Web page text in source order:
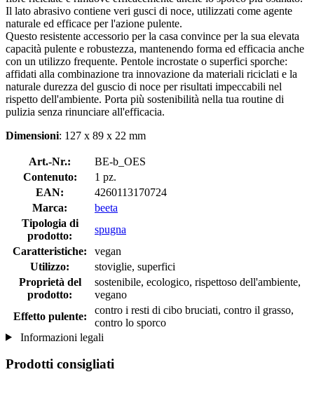
Il lato abrasivo contiene veri gusci di noce, utilizzati come agente
naturale ed efficace per l'azione pulente.
Questo resistente accessorio per la casa convince per la sua elevata
capacità pulente e robustezza, mantenendo forma ed efficacia anche
con un utilizzo frequente. Pentole incrostate o superfici sporche:
affidati alla combinazione tra innovazione da materiali riciclati e la
naturale durezza del guscio di noce per risultati impeccabili nel
rispetto dell'ambiente. Porta più sostenibilità nella tua routine di
pulizia senza rinunciare all'efficacia.
Dimensioni: 127 x 89 x 22 mm
Art.-Nr.:
BE-b_OES
Contenuto:
1 pz.
EAN:
4260113170724
Marca:
beeta
Tipologia di
prodotto:
spugna
Caratteristiche:
vegan
Utilizzo:
stoviglie, superfici
Proprietà del
prodotto:
sostenibile, ecologico, rispettoso dell'ambiente,
vegano
Effetto pulente:
contro i resti di cibo bruciati, contro il grasso,
contro lo sporco
Informazioni legali
Prodotti consigliati